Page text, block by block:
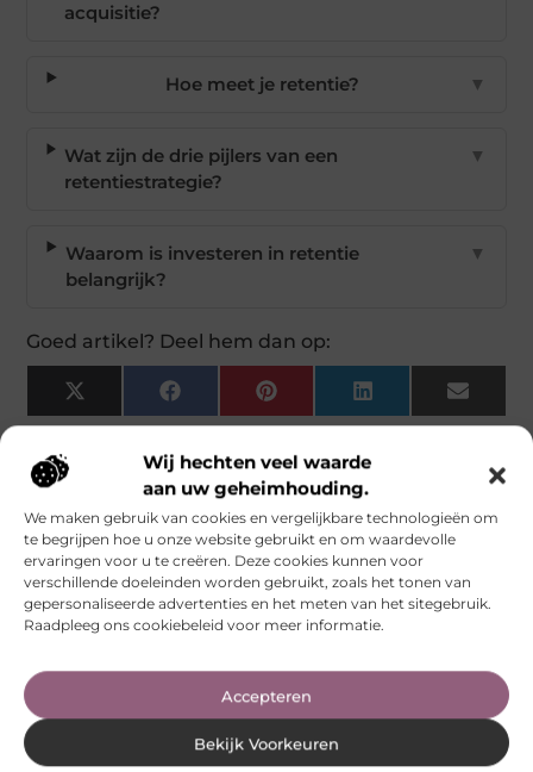
Wij hechten veel waarde
aan uw geheimhouding.
We maken gebruik van cookies en vergelijkbare technologieën om
te begrijpen hoe u onze website gebruikt en om waardevolle
ervaringen voor u te creëren. Deze cookies kunnen voor
verschillende doeleinden worden gebruikt, zoals het tonen van
gepersonaliseerde advertenties en het meten van het sitegebruik.
Raadpleeg ons cookiebeleid voor meer informatie.
Accepteren
Bekijk Voorkeuren
acquisitie?
Hoe meet je retentie? ▼
Wat zijn de drie pijlers van een
retentiestrategie?
▼
Waarom is investeren in retentie
belangrijk?
▼
Goed artikel? Deel hem dan op:
X
(Twitter)
FacebookPinterest LinkedIn Email
Tags:
Meer Berichten
Camerabeveiliging boerderij
123theorie: Snel je theorie
studieavonden